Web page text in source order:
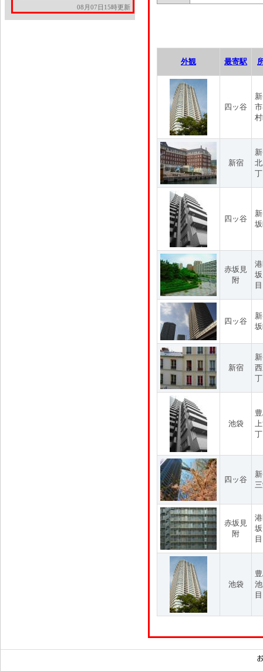
08月07日15時更新
外観 最寄駅
四ッ谷
新宿
四ッ谷
赤坂見
附
目
四ッ谷
新宿
池袋
四ッ谷
赤坂見
附
目
池袋
目